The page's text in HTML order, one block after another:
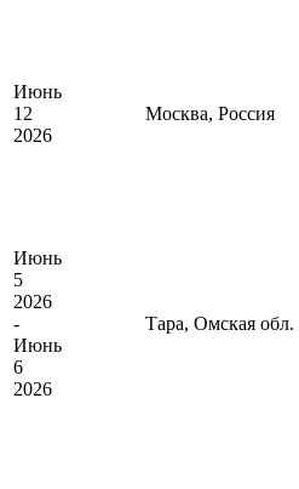
Июнь
12
2026
Москва, Россия
Июнь
5
2026
-
Июнь
6
2026
Тара, Омская обл.